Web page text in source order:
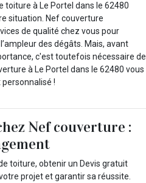
toiture à Le Portel dans le 62480
situation. Nef couverture
de qualité chez vous pour
des dégâts. Mais, avant
c'est toutefois nécessaire de
à Le Portel dans le 62480 vous
!
Nef couverture :
toiture, obtenir un Devis gratuit
projet et garantir sa réussite.